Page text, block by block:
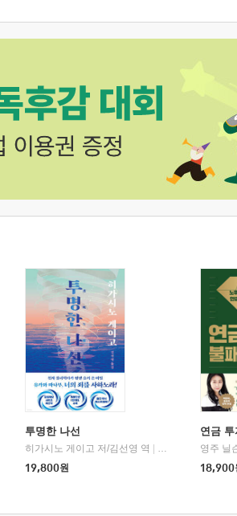
투명한 나선
히가시노 게이고 저/김선영 역
북다
19,800원
연금 투
영주 닐
18,900